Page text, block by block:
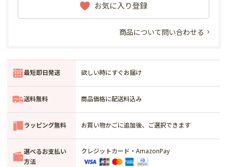
お気に入り登録
商品について問い合わせる
最短即日発送 欲しい時にすぐお届け
送料無料 商品価格に配送料込み
ラッピング無料 お買い物かごに追加後、ご選択できます
選べるお支払い
方法
クレジットカード・AmazonPay